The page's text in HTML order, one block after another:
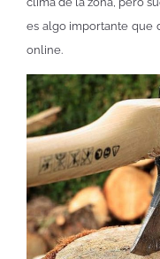
es algo importante que
online.